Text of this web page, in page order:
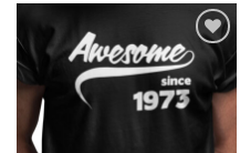
Tilføj til
ønskeliste